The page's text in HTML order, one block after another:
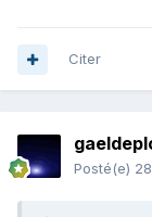
Citer
Posté(e)